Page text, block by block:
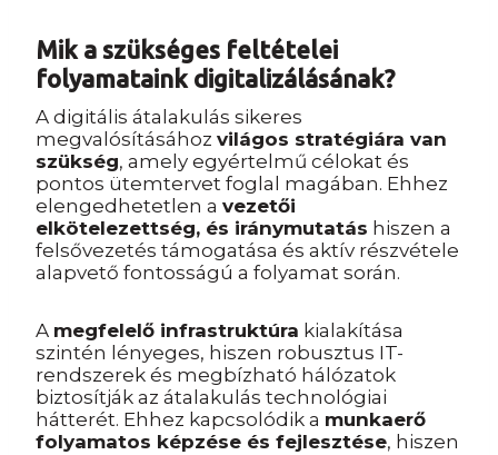
Mik a szükséges feltételei
folyamataink digitalizálásának?
A digitális átalakulás sikeres
megvalósításához világos stratégiára van
szükség, amely egyértelmű célokat és
pontos ütemtervet foglal magában. Ehhez
elengedhetetlen a vezetői
elkötelezettség, és iránymutatás hiszen a
felsővezetés támogatása és aktív részvétele
alapvető fontosságú a folyamat során.
A megfelelő infrastruktúra kialakítása
szintén lényeges, hiszen robusztus IT-
rendszerek és megbízható hálózatok
biztosítják az átalakulás technológiai
hátterét. Ehhez kapcsolódik a munkaerő
folyamatos képzése és fejlesztése, hiszen